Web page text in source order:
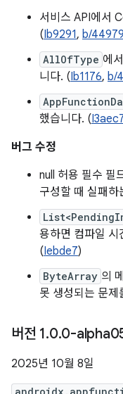
서비스 API에서
(Ib9291, b/
AllOfType 에서
니다. (Ib1176, b/
했습니다. (I3aec7
버그 수정
null 허용 필수 필
구성할 때 실패
용하면 컴파일 시
(Iebde7)
ByteArray 의
못 생성되는 문
버전 1.0.0-
2025년 10월 8일